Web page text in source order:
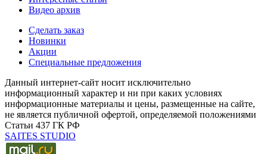
Видео архив
Сделать заказ
Новинки
Акции
Специальные предложения
Данный интернет-сайт носит исключительно
информационный характер и ни при каких условиях
информационные материалы и цены, размещенные на сайте,
не является публичной офертой, определяемой положениями
Статьи 437 ГК РФ
SAITES STUDIO